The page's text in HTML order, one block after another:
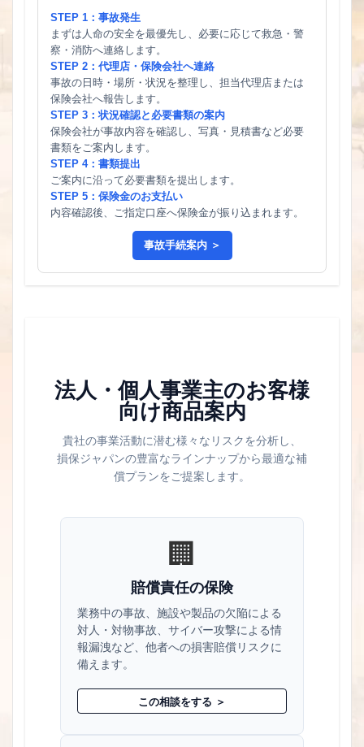
STEP 1：事故発生
まずは人命の安全を最優先し、必要に応じて救急・警
察・消防へ連絡します。
STEP 2：代理店・保険会社へ連絡
事故の日時・場所・状況を整理し、担当代理店または
保険会社へ報告します。
STEP 3：状況確認と必要書類の案内
保険会社が事故内容を確認し、写真・見積書など必要
書類をご案内します。
STEP 4：書類提出
ご案内に沿って必要書類を提出します。
STEP 5：保険金のお支払い
内容確認後、ご指定口座へ保険金が振り込まれます。
事故手続案内 ＞
法人・個人事業主のお客様
向け商品案内
貴社の事業活動に潜む様々なリスクを分析し、
損保ジャパンの豊富なラインナップから最適な補
償プランをご提案します。
🏢
賠償責任の保険
業務中の事故、施設や製品の欠陥による
対人・対物事故、サイバー攻撃による情
報漏洩など、他者への損害賠償リスクに
備えます。
この相談をする ＞